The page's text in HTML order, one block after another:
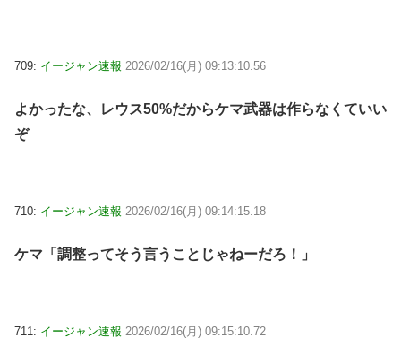
709: イージャン速報 2026/02/16(月) 09:13:10.56
よかったな、レウス50%だからケマ武器は作らなくていい
ぞ
710: イージャン速報 2026/02/16(月) 09:14:15.18
ケマ「調整ってそう言うことじゃねーだろ！」
711: イージャン速報 2026/02/16(月) 09:15:10.72